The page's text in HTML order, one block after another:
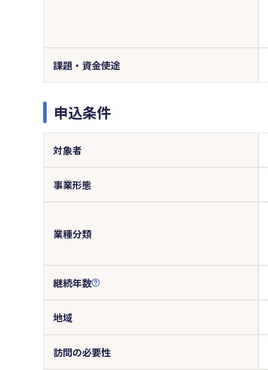
課題・資金使途
申込条件
対象者
事業形態
業種分類
継続年数
地域
訪問の必要性